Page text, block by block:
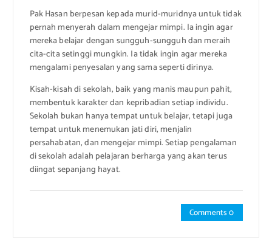
Pak Hasan berpesan kepada murid-muridnya untuk tidak
pernah menyerah dalam mengejar mimpi. Ia ingin agar
mereka belajar dengan sungguh-sungguh dan meraih
cita-cita setinggi mungkin. Ia tidak ingin agar mereka
mengalami penyesalan yang sama seperti dirinya.
Kisah-kisah di sekolah, baik yang manis maupun pahit,
membentuk karakter dan kepribadian setiap individu.
Sekolah bukan hanya tempat untuk belajar, tetapi juga
tempat untuk menemukan jati diri, menjalin
persahabatan, dan mengejar mimpi. Setiap pengalaman
di sekolah adalah pelajaran berharga yang akan terus
diingat sepanjang hayat.
Comments 0